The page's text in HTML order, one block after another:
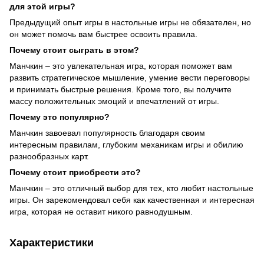
для этой игры?
Предыдущий опыт игры в настольные игры не обязателен, но
он может помочь вам быстрее освоить правила.
Почему стоит сыграть в этом?
Манчкин – это увлекательная игра, которая поможет вам
развить стратегическое мышление, умение вести переговоры
и принимать быстрые решения. Кроме того, вы получите
массу положительных эмоций и впечатлений от игры.
Почему это популярно?
Манчкин завоевал популярность благодаря своим
интересным правилам, глубоким механикам игры и обилию
разнообразных карт.
Почему стоит приобрести это?
Манчкин – это отличный выбор для тех, кто любит настольные
игры. Он зарекомендовал себя как качественная и интересная
игра, которая не оставит никого равнодушным.
Характеристики